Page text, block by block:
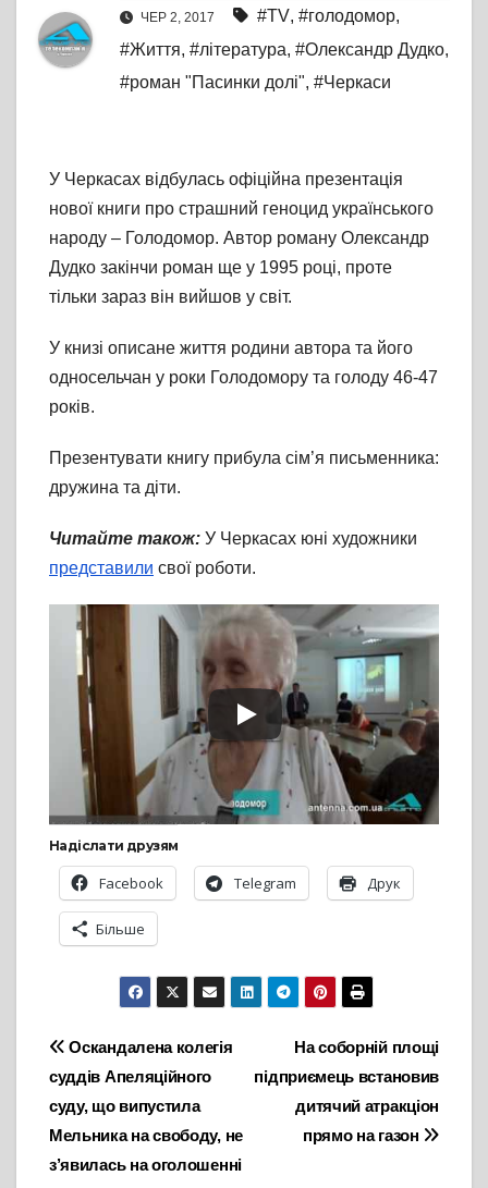
ЧЕР 2, 2017 #TV, #голодомор,
#Життя, #література, #Олександр Дудко,
#роман "Пасинки долі", #Черкаси
У Черкасах відбулась офіційна презентація
нової книги про страшний геноцид українського
народу – Голодомор. Автор роману Олександр
Дудко закінчи роман ще у 1995 році, проте
тільки зараз він вийшов у світ.
У книзі описане життя родини автора та його
односельчан у роки Голодомору та голоду 46-47
років.
Презентувати книгу прибула сім’я письменника:
дружина та діти.
Читайте також: У Черкасах юні художники
представили свої роботи.
Надіслати друзям
Facebook Telegram Друк
Більше
Навігація
записів
На соборній площі
підприємець встановив
дитячий атракціон
прямо на газон
Оскандалена колегія
суддів Апеляційного
суду, що випустила
Мельника на свободу, не
з’явилась на оголошенні